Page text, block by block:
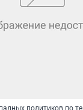
политиков по